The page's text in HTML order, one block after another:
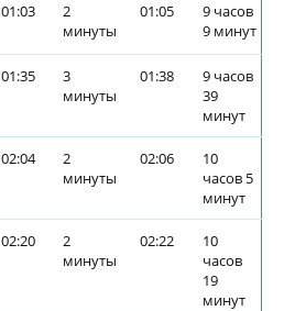
01:03
2
минуты
01:05
9 часов
9 минут
01:35
3
минуты
01:38
9 часов
39
минут
02:04
2
минуты
02:06
10
часов 5
минут
02:20
2
минуты
02:22
10
часов
19
минут